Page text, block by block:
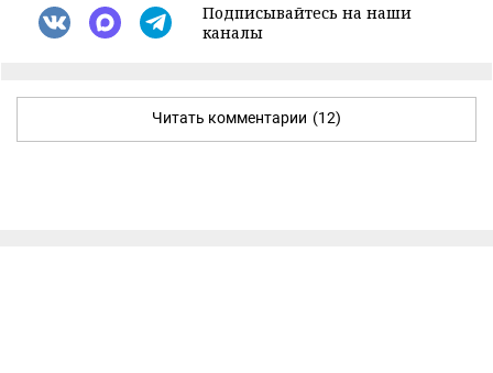
Подписывайтесь на наши
каналы
Читать комментарии (12)